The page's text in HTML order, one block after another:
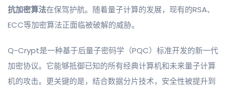
抗加密算法在保驾护航。随着量子计算的发展，现有的RSA、
ECC等加密算法正面临被破解的威胁。
Q-Crypt是一种基于后量子密码学（PQC）标准开发的新一代
加密协议。它能够抵御已知的所有经典计算机和未来量子计算
机的攻击。更关键的是，结合数据分片技术，安全性被提升到